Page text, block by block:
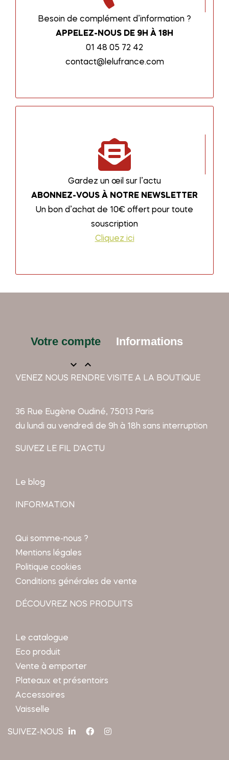
Besoin de complément d’information ?
APPELEZ-NOUS DE 9H À 18H
01 48 05 72 42
contact@lelufrance.com
Gardez un œil sur l’actu
ABONNEZ-VOUS À NOTRE NEWSLETTER
Un bon d’achat de 10€ offert pour toute
souscription
Cliquez ici
Votre compte
 
Informations
VENEZ NOUS RENDRE VISITE A LA BOUTIQUE
36 Rue Eugène Oudiné, 75013 Paris
du lundi au vendredi de 9h à 18h sans interruption
SUIVEZ LE FIL D'ACTU
Le blog
INFORMATION
Qui somme-nous ?
Mentions légales
Politique cookies
Conditions générales de vente
DÉCOUVREZ NOS PRODUITS
Le catalogue
Eco produit
Vente à emporter
Plateaux et présentoirs
Accessoires
Vaisselle
SUIVEZ-NOUS